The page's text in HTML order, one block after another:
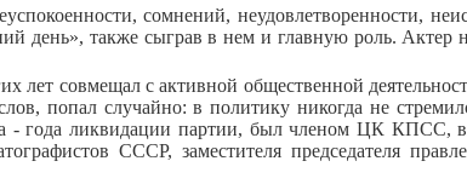
сомнений, неудовлетворенности,
день», также сыграв в нем и главную роль.
лет совмещал с активной общественной
попал случайно: в политику никогда не
- года ликвидации партии, был членом ЦК КПСС,
СССР, заместителя председателя